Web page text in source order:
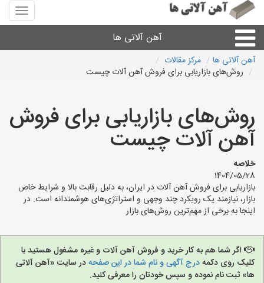
منوی
سایت
آلاتی
آهن آلاتی ها
میلگرد نبشی،مفتول
ورق
لوله و اتصالات
سایر آهن آلات
آهن آلاتی های شهرها
آهن آلاتی ها
مرکز مقالات
روش‌های بازاریابی برای فروش آهن آلات چیست
روش‌های بازاریابی برای فروش
آهن آلات چیست
خلاصه
1404/05/28
بازاریابی برای فروش آهن آلات در ایران، به دلیل رقابت بالا و شرایط خاص
بازار، نیازمند یک رویکرد چند وجهی و استراتژی‌های هوشمندانه است. در
اینجا به برخی از مهم‌ترین روش‌های بازار
اگر شما هم به کار خرید و فروش آهن آلات و غیره مشغول هستید با
کلیک روی دکمهدرج آگهی و نام شما در این صفحهدر سایت «آهن آلاتی
ها» ثبت نام نموده و سپس خودتان را معرفی کنید.